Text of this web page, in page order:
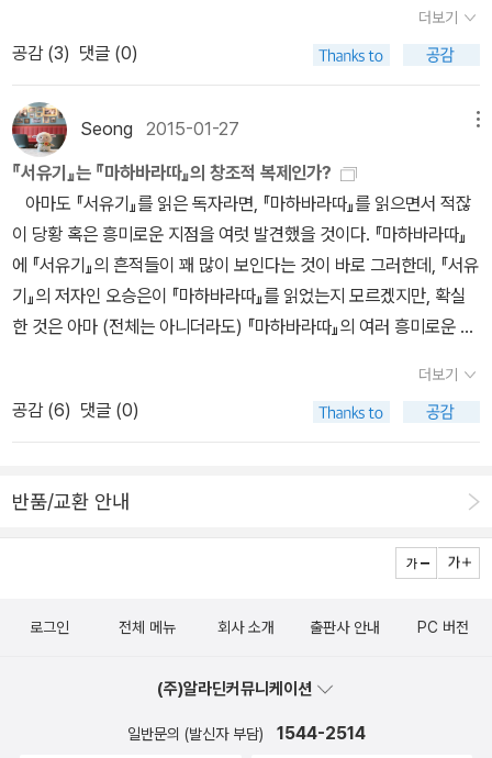
신적 자유 상태에서 도를 깨쳐 평온한 열반의 세계에 들어가는 것인
더렵혀진 육신을 버리고 우화등선하는 방식이다.(245)’ 라고 하니,
불교이든 도교이든 삼장이 취경여행을 통해 이전과 다른 존재가 된
것만은 확실하다. 근데,,,,이 대목 읽는데 가슴이 뭉클하고 눈시울이
뜨거워진다. 이들의 취경 여행을 따라온 나는 그럼,,,, 책을 놓고 이런
생각을 한참 멍하게 했다. 아마 장편 소설을 읽는 맛이 이런 것이 아닐
까. 줄거리 요약하면 별 거 아닌데 하나하나 등장 인물들의 궤적을 따
라가다가 마지막에 전체적으로 묵직하게 뭔가 느낌이 다가오는 맛.
차근차근 시간과 에너지를 들여 미련하게 읽지않고 다이제스트 판으
로 접하면 절대 느낄 수 없는 맛. 여튼 일행은 부처님 만나 5048권
불경 받고 돌아가게 된다. 아난과 가섭의 대가 요구를 거부한 탓에 글
경전 수효인 5084에 안 맞기에 일행은 8일만에 당나라에 갔다가 돌
하며 걸어 올 때와 달리 이번에는 팔대금강의 구름을 타고 날아간다.
이 남았다. 이들은 추락한다. 주위를 보니 통천하였다. 강 건너 갈 일
러나 자라의 부탁을 삼장은 잊었다. 자라는 심통나서 일행을 빠뜨려
당태종 앞에 경을 내놓고 다시 날아 서천으로 돌아온다. 현장은 전단
적인 칼춤이 춰질 듯하다. 모든게 거슬리기 시작함.ㅋㅋ4. 허먼 멜빌 :
이제 그만 다 읽을 때가 지났다. 유일한 단편.5. 서유기 10권 : 드디어
진 것도 한몫함.6. 나라는 착각 : 과학적으로 에고 뿌시기! 생각보다
재미 없는데 그래도 끝까지 읽어보자!7. 될 일은 된다 : 금방 읽을 수
있을 듯. 갑자기 결혼 & 딸 얘기에서 흥미가 좀 떨어짐. 질투임.ㅋㅋㅋ
ㅋㅋ8. 인간의 조건 : 한나아렌트 2월 토론작인데 아직 책도 못 구함.
9. 내 생애의 아이들 : 잡으면 금방 읽을 거 같은데 아직 책 없음. 1월
토론작. 1월은 전통적으로 책을 잘 못 읽는 달이다. 차분하게 빌린 책
다 읽고 버릴 책도 뿌셔야 한다. 읽고 버린다고 쌓아놓은 책 좀 읽자.
일단 새 책부터 뿌시자!!
진다‘라는 말로 수능 응시생을 응원하는 것을 봤는데 그게 이 책에 나
온다는 걸 또 어디 기사를 읽으며 알게되고.. 암튼 우리는 이런걸 ‘운
명의 책‘이라고 부르기로 했어요. 운명은 만나야 하는 법. 그래서 빌렸
지 뭐. 상호대차라 오늘 반납. 4.3에 대해 더더 궁금해지는 책이었다.
제주 할망, 하르방의 마음에는 없는 이가 없는. 제주 4.3 평화 기념관
에도 다녀왔지만, 아직도 왜 그렇게까지 많이 죽어야만 했는지 그 이
유를 모르겠다. 같이 마음이 아파지는 부분. 그래서 제주에 여자가 많
다는 건 처음 알게된 사실. 나도 할머니를 매우 좋아하는 사람으로써
흥미롭게 읽었으나 제주어는 참 어렵다😅이외에도 미니멀 라이프의
선도주자(?) 급인 사람이 쓴 책도 빌렸고-유튜브 알고리즘의 승리-,
정희원 교수님이 추천해 주신 초가공식품도 빌렸고-이럴 줄 알고 미
리 많이 먹어둠;;;;ㅋㅋㅋㅋ- 톨스토이 문학상을 받은 분의 소설도 현
재 예약 걸어놓음. 서유기 10권도 빌리고, 충동적으로 의료쇼핑에 대
ㅎ
더보기
공감 (3) 댓글 (0)
Seong 2015-01-27
『서유기』는 『마하바라따』의 창조적 복제인가?
아마도 『서유기』를 읽은 독자라면, 『마하바라따』를 읽으면서 적잖
이 당황 혹은 흥미로운 지점을 여럿 발견했을 것이다. 『마하바라따』
에 『서유기』의 흔적들이 꽤 많이 보인다는 것이 바로 그러한데, 『서유
기』의 저자인 오승은이 『마하바라따』를 읽었는지 모르겠지만, 확실
한 것은 아마 (전체는 아니더라도) 『마하바라따』의 여러 흥미로운 단
대로 정리한 부분을 옮겨 본다. 『마하바라따』 1-139~144 (2권
「히딤바」 p.621~635)에서 인간을 잡아먹는 락샤사 히딤바와 무적
의 비마에게 연정을 느끼는 그의 누이 히딤바아에 대한 이야기는 『서
아먹으려는 히딤바를 묘사한 장면은 『서유기』에서 요괴들이 당삼장
의 ‘고기’를 원하는 모습과 거의 일치한다. 비마에게 사랑에 빠져 그의
사랑을 갈구하는 히딤바아의 모습은 삼장의 ‘원양(元陽)’을 얻기 위
에서 아르주나가 약을 올리는 행동은 손오공과 요괴가 싸울 때 옆에
「바까를 죽이다」 p.641~660)에 걸친 이야기는 『서유기』 47회의
이야기와 같다. 바까라는 락샤사에게 재물과 자식을 바쳐야 하는 브
더보기
공감 (6) 댓글 (0)
반품/교환 안내
로그인 전체 메뉴 회사 소개 출판사 안내 PC 버전
(주)알라딘커뮤니케이션
일반문의 (발신자 부담) 1544-2514